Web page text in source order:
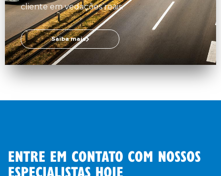
cliente em vedações reais.
Saiba mais
ENTRE EM CONTATO COM NOSSOS
ESPECIALISTAS HOJE